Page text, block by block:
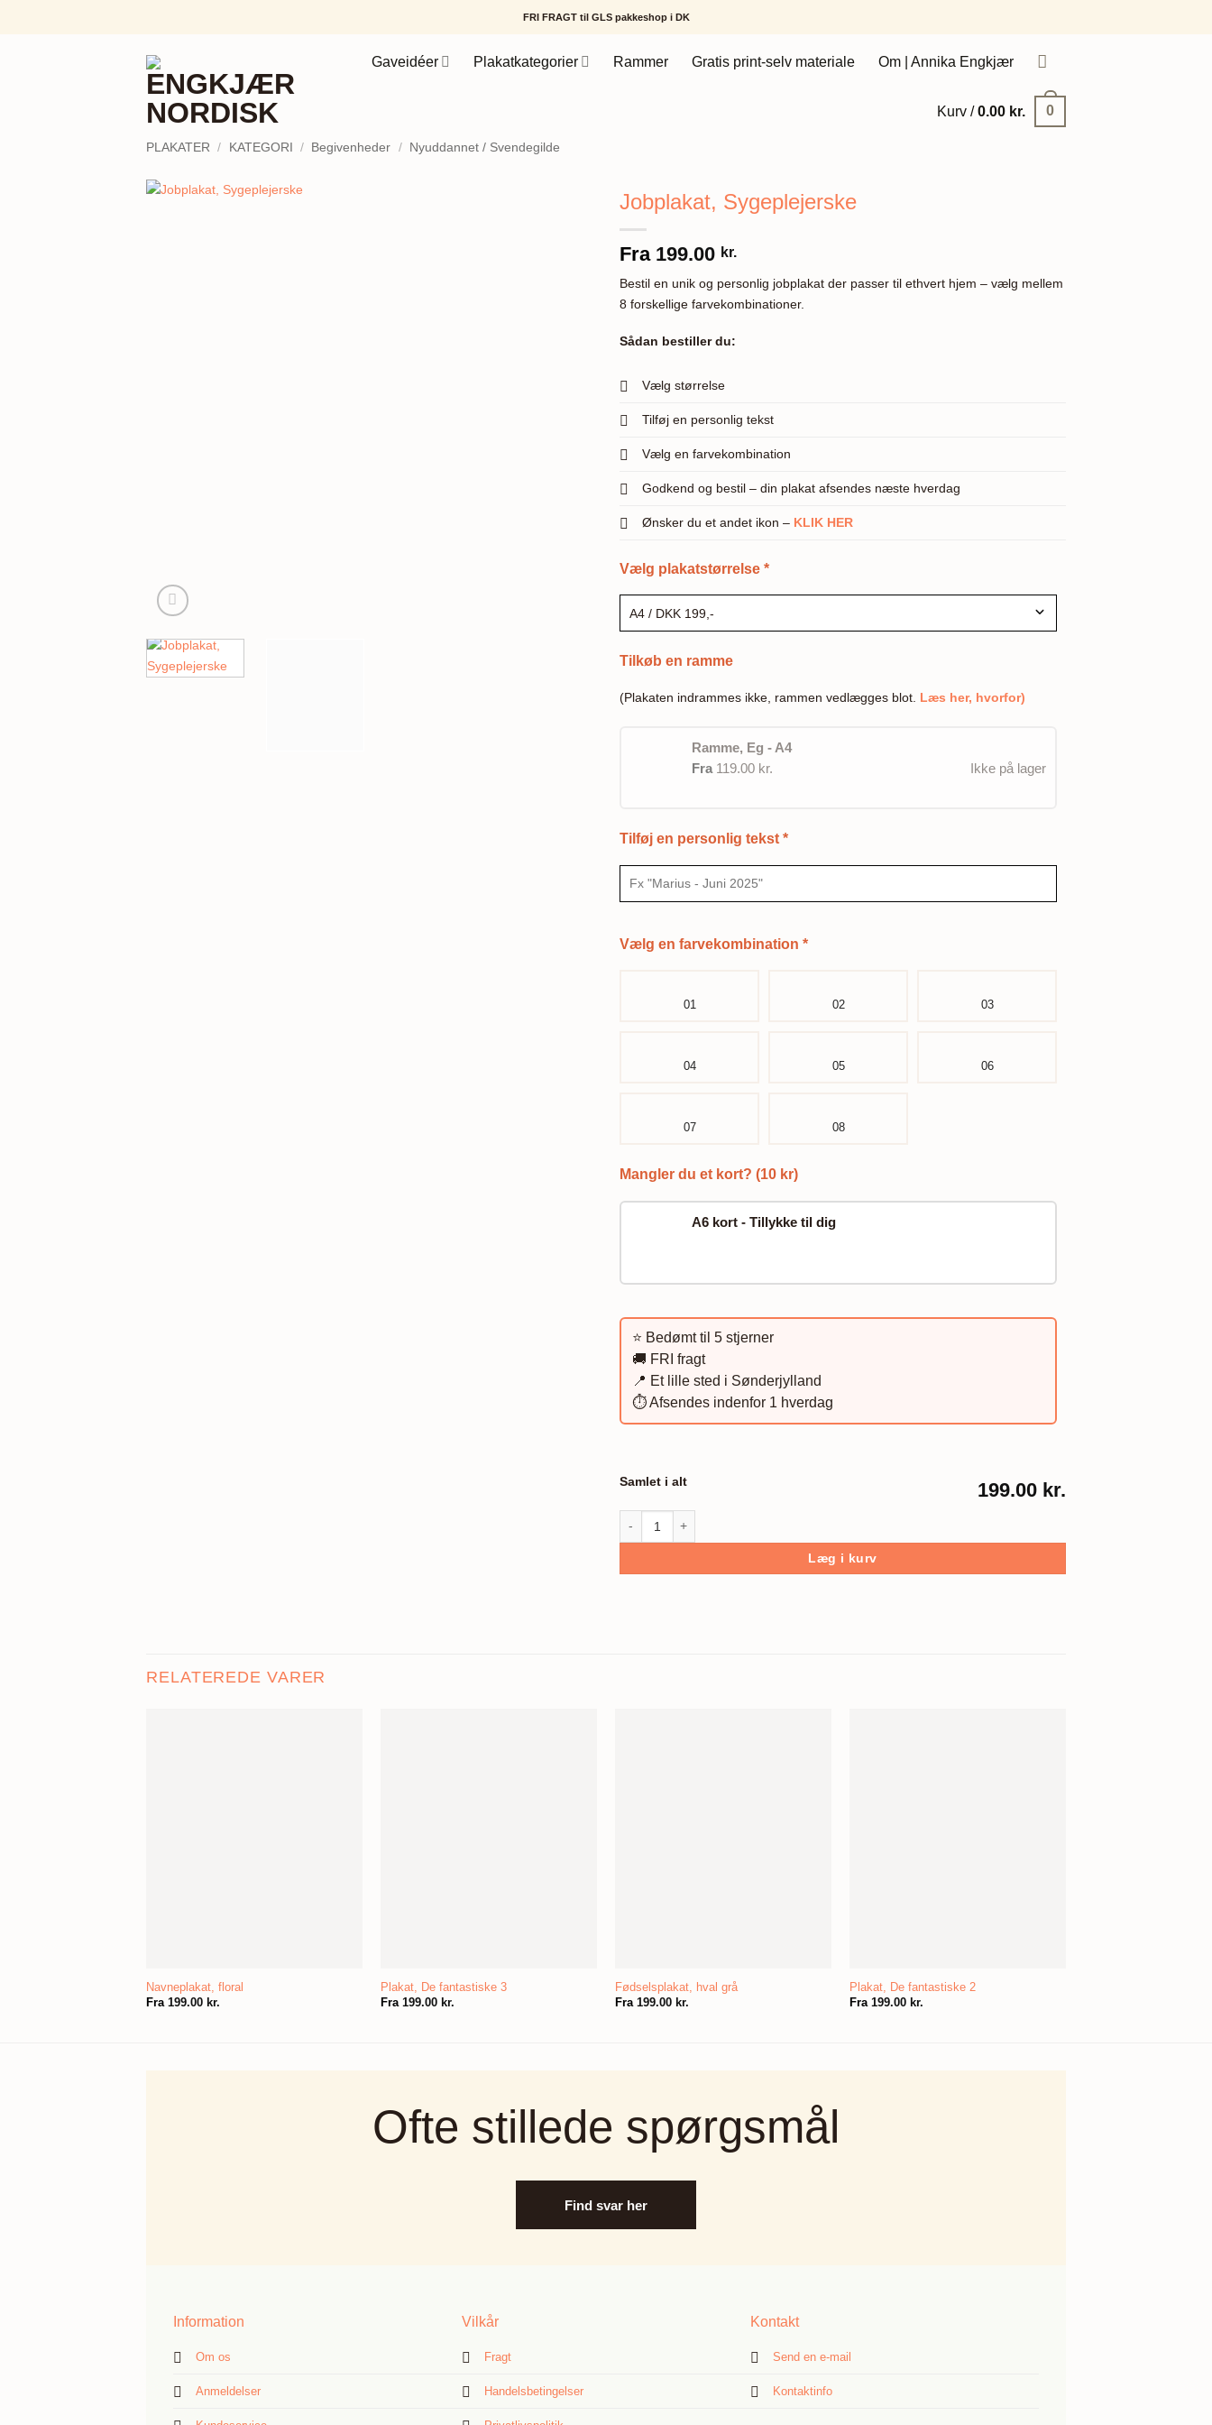
FRI FRAGT til GLS pakkeshop i DK
Gaveidéer Plakatkategorier Rammer Gratis print-selv materiale Om | Annika Engkjær
Kurv /0.00 kr. 0
PLAKATER / KATEGORI / Begivenheder / Nyuddannet / Svendegilde
Jobplakat, Sygeplejerske
Fra 199.00 kr.
Bestil en unik og personlig jobplakat der passer til ethvert hjem – vælg mellem
8 forskellige farvekombinationer.
Sådan bestiller du:
Vælg størrelse
Tilføj en personlig tekst
Vælg en farvekombination
Godkend og bestil – din plakat afsendes næste hverdag
Ønsker du et andet ikon – KLIK HER
Vælg plakatstørrelse *
Tilkøb en ramme
(Plakaten indrammes ikke, rammen vedlægges blot. Læs her, hvorfor)
Ramme, Eg - A4
Fra 119.00 kr. Ikke på lager
Tilføj en personlig tekst *
Vælg en farvekombination *
01 02 03
04 05 06
07 08
Mangler du et kort? (10 kr)
A6 kort - Tillykke til dig
⭐️ Bedømt til 5 stjerner
🚚 FRI fragt
📍 Et lille sted i Sønderjylland
⏱️ Afsendes indenfor 1 hverdag
Samlet i alt 199.00 kr.
Læg i kurv
RELATEREDE VARER
Navneplakat, floral
Fra 199.00 kr.
Plakat, De fantastiske 3
Fra 199.00 kr.
Fødselsplakat, hval grå
Fra 199.00 kr.
Plakat, De fantastiske 2
Fra 199.00 kr.
Ofte stillede spørgsmål
Find svar her
Information
Om os
Anmeldelser
Vilkår
Fragt
Handelsbetingelser
Kontakt
Send en e-mail
Kontaktinfo